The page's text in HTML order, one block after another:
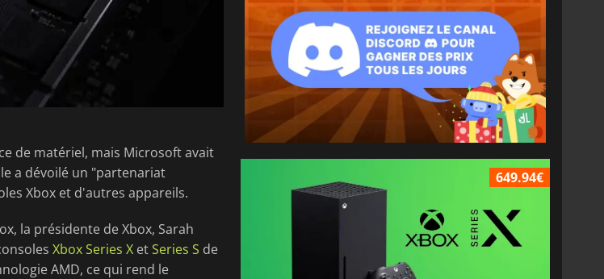
de matériel, mais Microsoft avait
a dévoilé un "partenariat
Xbox et d'autres appareils.
la présidente de Xbox, Sarah
Xbox Series X etSeries S de
AMD, ce qui rend le
649.94€